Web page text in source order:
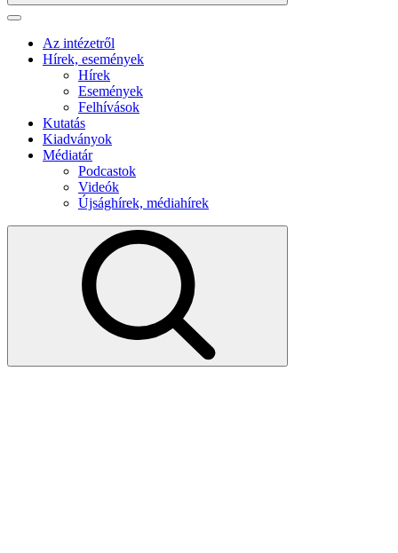
Az intézetről
Hírek, események
Hírek
Események
Felhívások
Kutatás
Kiadványok
Médiatár
Podcastok
Videók
Újsághírek, médiahírek